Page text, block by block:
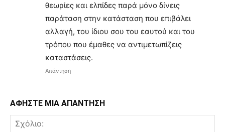
θεωρίες και ελπίδες παρά μόνο δίνεις
παράταση στην κατάσταση που επιβάλει
αλλαγή, του ίδιου σου του εαυτού και του
τρόπου που έμαθες να αντιμετωπίζεις
καταστάσεις.
Απάντηση
ΑΦΗΣΤΕ ΜΙΑ ΑΠΑΝΤΗΣΗ